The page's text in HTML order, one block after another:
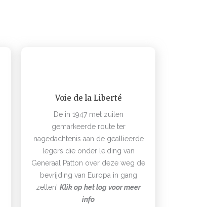
Voie de la Liberté
De in 1947 met zuilen
gemarkeerde route ter
nagedachtenis aan de geallieerde
legers die onder leiding van
Generaal Patton over deze weg de
bevrijding van Europa in gang
zetten' Klik op het log voor meer
info